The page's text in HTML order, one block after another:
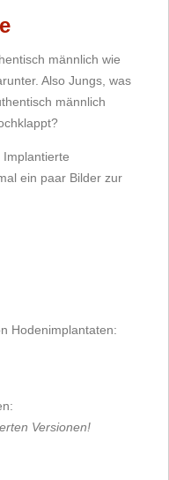
männlich wie
Also Jungs, was
männlich
Implantierte
ein paar Bilder zur
Hodenimplantaten:
Versionen!